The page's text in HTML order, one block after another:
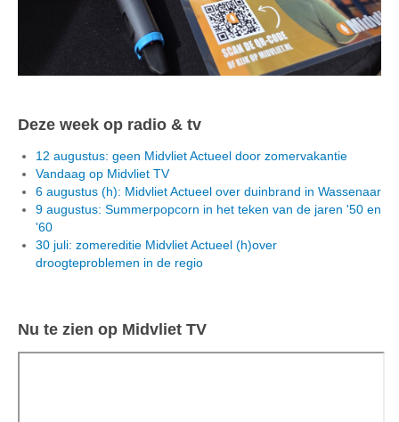
Deze week op radio & tv
12 augustus: geen Midvliet Actueel door zomervakantie
Vandaag op Midvliet TV
6 augustus (h): Midvliet Actueel over duinbrand in Wassenaar
9 augustus: Summerpopcorn in het teken van de jaren '50 en
'60
30 juli: zomereditie Midvliet Actueel (h)over
droogteproblemen in de regio
Nu te zien op Midvliet TV